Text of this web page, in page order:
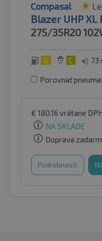
Compasal
Blazer UHP XL
275/35R20
D C 73
Porovnať
€ 180.16 vrátane DPH
NA SKLADE
Doprava
Podrobnosti